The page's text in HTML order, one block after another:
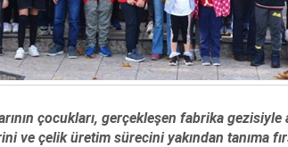
çocukları, gerçekleşen fabrika gezisiyle
ve çelik üretim sürecini yakından tanıma